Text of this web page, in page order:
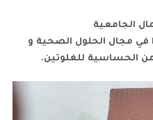
الجامعية
في مجال الحلول الصحية و
من الحساسية للغلوتين.